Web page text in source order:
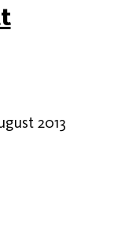
2013